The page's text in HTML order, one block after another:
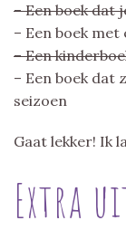
– Een boek dat
– Een boek
– Een
– Een boek dat
seizoen
Gaat lekker! Ik
Extra